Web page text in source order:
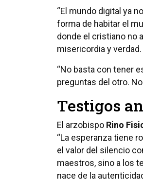
“El mundo digital ya
forma de habitar el
donde el cristiano no
misericordia y verdad.
“No basta con tener
preguntas del otro.
Testigos
El arzobispo Rino
“La esperanza tiene
el valor del silencio
maestros, sino a los
nace de la